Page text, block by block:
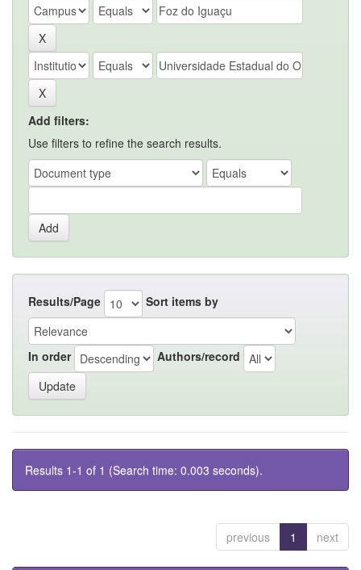
Add filters:
Use filters to refine the search results.
Results/Page Sort items by
In order Authors/record
Results 1-1 of 1 (Search time: 0.003 seconds).
previous 1 next